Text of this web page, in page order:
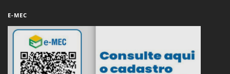
E-MEC